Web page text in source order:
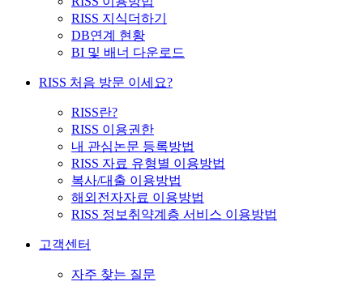
RISS 지식더하기
DB연계 현황
BI 및 배너 다운로드
RISS 처음 방문 이세요?
RISS란?
RISS 이용권한
내 관심논문 등록방법
RISS 자료 유형별 이용방법
복사/대출 이용방법
해외전자자료 이용방법
RISS 정보취약계층 서비스 이용방법
고객센터
자주 찾는 질문